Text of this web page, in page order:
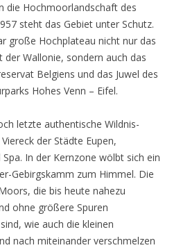
die Hochmoorlandschaft des
steht das Gebiet unter Schutz.
große Hochplateau nicht nur das
Wallonie, sondern auch das
Belgiens und das Juwel des
Hohes Venn – Eifel.
letzte authentische Wildnis-
der Städte Eupen,
In der Kernzone wölbt sich ein
Gebirgskamm zum Himmel. Die
die bis heute nahezu
ohne größere Spuren
wie auch die kleinen
nach miteinander verschmelzen